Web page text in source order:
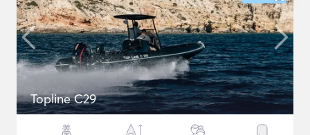
Topline C29